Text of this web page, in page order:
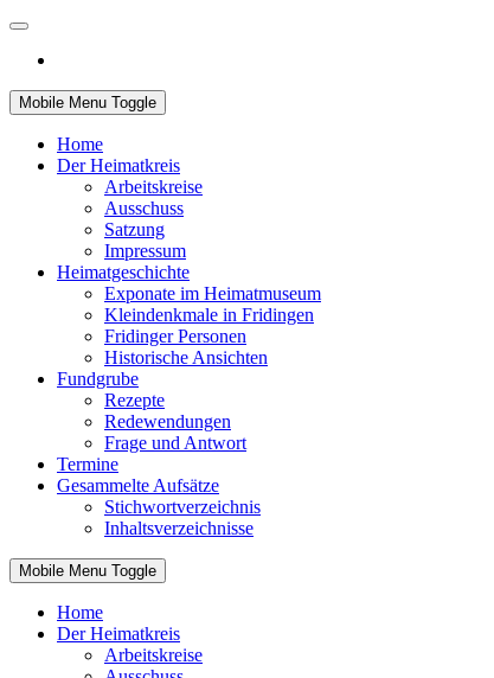
Mobile Menu Toggle
Home
Der Heimatkreis
Arbeitskreise
Ausschuss
Satzung
Impressum
Heimatgeschichte
Exponate im Heimatmuseum
Kleindenkmale in Fridingen
Fridinger Personen
Historische Ansichten
Fundgrube
Rezepte
Redewendungen
Frage und Antwort
Termine
Gesammelte Aufsätze
Stichwortverzeichnis
Inhaltsverzeichnisse
Mobile Menu Toggle
Home
Der Heimatkreis
Arbeitskreise